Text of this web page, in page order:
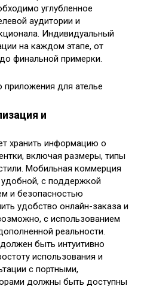
углубленное
аудитории и
Индивидуальный
на каждом этапе, от
финальной примерки.
и
хранить информацию о
включая размеры, типы
Мобильная коммерция
с поддержкой
и безопасностью
удобство онлайн-заказа и
с использованием
реальности.
быть интуитивно
использования и
с портными,
должны быть доступны